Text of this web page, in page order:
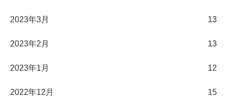
2023年3月 13
2023年2月 13
2023年1月 12
2022年12月 15